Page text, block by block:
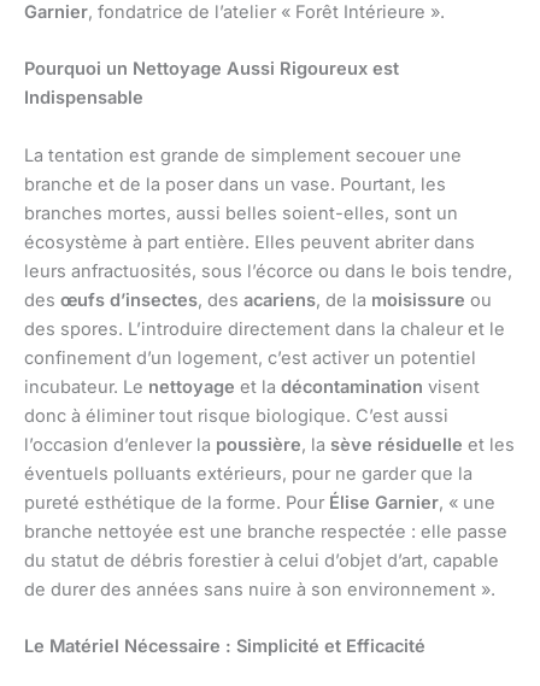
Garnier, fondatrice de l’atelier « Forêt Intérieure ».
Pourquoi un Nettoyage Aussi Rigoureux est
Indispensable
La tentation est grande de simplement secouer une
branche et de la poser dans un vase. Pourtant, les
branches mortes, aussi belles soient-elles, sont un
écosystème à part entière. Elles peuvent abriter dans
leurs anfractuosités, sous l’écorce ou dans le bois tendre,
des œufs d’insectes, des acariens, de la moisissure ou
des spores. L’introduire directement dans la chaleur et le
confinement d’un logement, c’est activer un potentiel
incubateur. Le nettoyage et la décontamination visent
donc à éliminer tout risque biologique. C’est aussi
l’occasion d’enlever la poussière, la sève résiduelle et les
éventuels polluants extérieurs, pour ne garder que la
pureté esthétique de la forme. Pour Élise Garnier, « une
branche nettoyée est une branche respectée : elle passe
du statut de débris forestier à celui d’objet d’art, capable
de durer des années sans nuire à son environnement ».
Le Matériel Nécessaire : Simplicité et Efficacité